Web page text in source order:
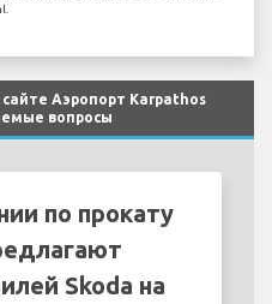
Аэропорт Karpathos
вопросы
по прокату
Skoda на